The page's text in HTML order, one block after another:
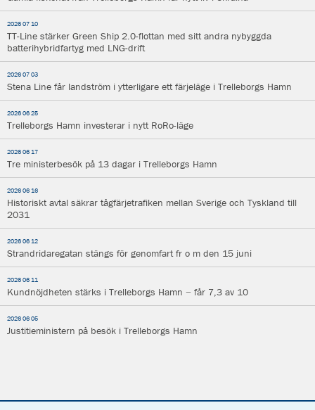
2026 07 10
TT-Line stärker Green Ship 2.0-flottan med sitt andra nybyggda
batterihybridfartyg med LNG-drift
2026 07 03
Stena Line får landström i ytterligare ett färjeläge i Trelleborgs Hamn
2026 06 25
Trelleborgs Hamn investerar i nytt RoRo-läge
2026 06 17
Tre ministerbesök på 13 dagar i Trelleborgs Hamn
2026 06 16
Historiskt avtal säkrar tågfärjetrafiken mellan Sverige och Tyskland till
2031
2026 06 12
Strandridaregatan stängs för genomfart fr o m den 15 juni
2026 06 11
Kundnöjdheten stärks i Trelleborgs Hamn − får 7,3 av 10
2026 06 05
Justitieministern på besök i Trelleborgs Hamn